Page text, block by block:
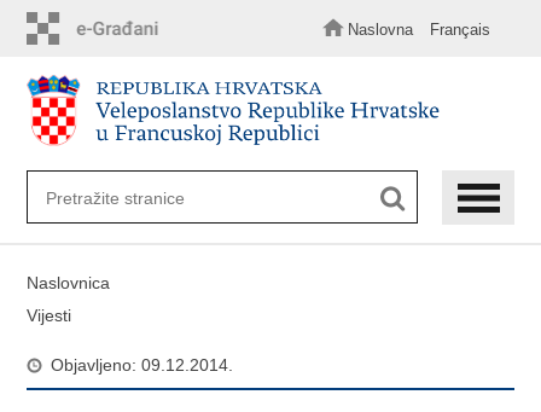
sadržaj
Naslovna Français
Naslovnica
Vijesti
Objavljeno: 09.12.2014.